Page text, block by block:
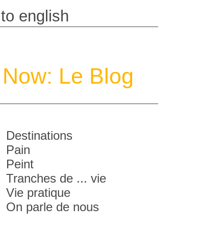
Now: Le Blog
Destinations
Pain
Peint
Tranches de ... vie
Vie pratique
On parle de nous